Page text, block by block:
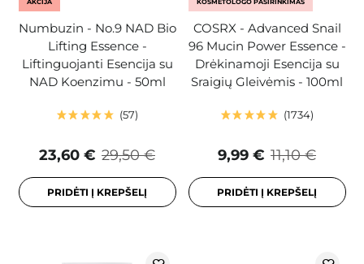
AKCIJA
Numbuzin - No.9 NAD Bio
Lifting Essence -
Liftinguojanti Esencija su
NAD Koenzimu - 50ml
57
29,50 €
23,60 €
PRIDĖTI Į KREPŠELĮ
KOSMETOLOGO PASIRINKIMAS
COSRX - Advanced Snail
96 Mucin Power Essence -
Drėkinamoji Esencija su
Sraigių Gleivėmis - 100ml
1734
11,10 €
9,99 €
PRIDĖTI Į KREPŠELĮ